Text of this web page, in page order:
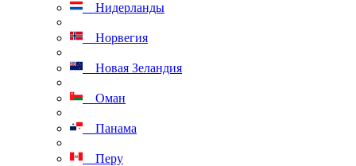
Нидерланды
Норвегия
Новая Зеландия
Оман
Панама
Перу